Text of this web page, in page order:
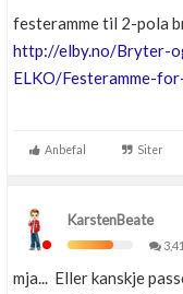
festeramme til 2-pola
http://elby.no/Bryter-
ELKO/Festeramme-
Anbefal Siter
KarstenBeate
mja... Eller kanskje